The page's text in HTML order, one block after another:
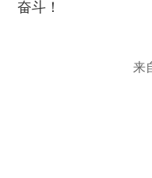
奋斗！
来